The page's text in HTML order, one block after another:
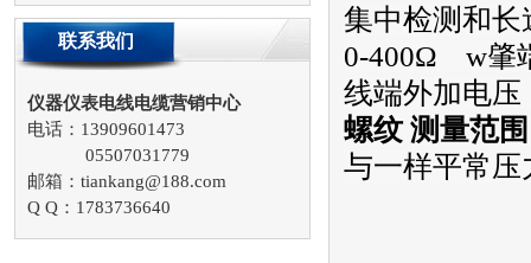
联系我们
仪器仪表电线电缆营销中心
电话：13909601473
05507031779
邮箱：tiankang@188.com
Q Q：1783736640
集中检测和
0-400Ω w肇
线端外加电压
螺纹 测量范
与一样平常